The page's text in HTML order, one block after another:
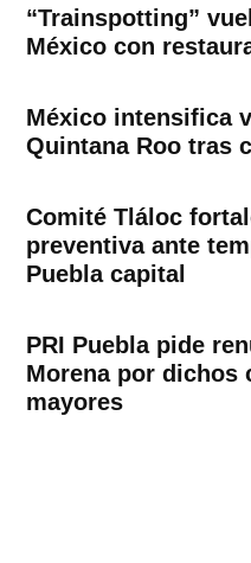
“Trainspotting”
México con
México intensifica
Quintana Roo tras
Comité Tláloc
preventiva ante
Puebla capital
PRI Puebla pide
Morena por dichos
mayores